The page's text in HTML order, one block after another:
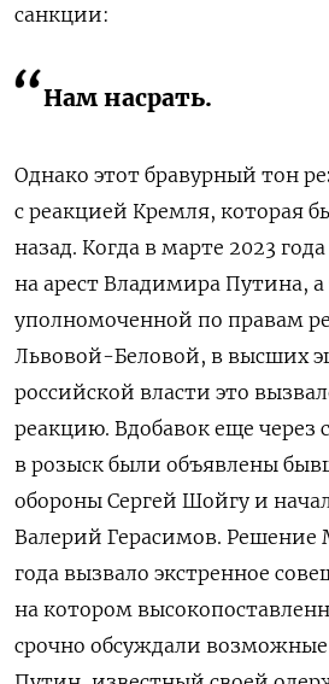
санкции:
Нам насрать.
Однако этот бравурный тон
с реакцией Кремля, которая
назад. Когда в марте 2023
на арест Владимира Путина,
уполномоченной по правам
Львовой-Беловой, в высших
российской власти это
реакцию. Вдобавок еще через
в розыск были объявлены
обороны Сергей Шойгу и
Валерий Герасимов. Решение
года вызвало экстренное
на котором
срочно обсуждали возможные